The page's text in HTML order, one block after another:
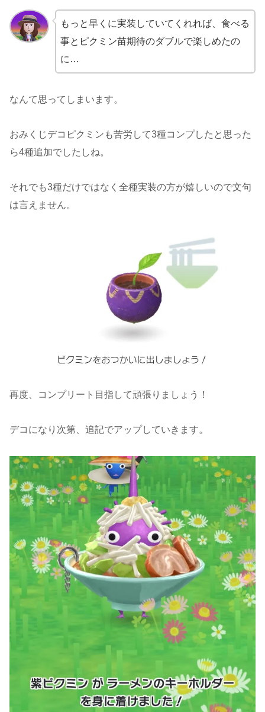
もっと早くに実装していてくれれば、食べる
事とピクミン苗期待のダブルで楽しめたの
に…
なんて思ってしまいます。
おみくじデコピクミンも苦労して3種コンプしたと思った
ら4種追加でしたしね。
それでも3種だけではなく全種実装の方が嬉しいので文句
は言えません。
再度、コンプリート目指して頑張りましょう！
デコになり次第、追記でアップしていきます。